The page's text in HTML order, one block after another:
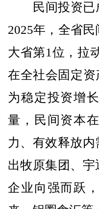
民间投资已成
2025年，全省
大省第1位，拉
在全社会固定
为稳定投资增
量，民间资本
力、有效释放
出牧原集团、
企业向强而跃